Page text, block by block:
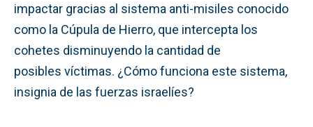
impactar gracias al sistema anti-misiles conocido
como la Cúpula de Hierro, que intercepta los
cohetes disminuyendo la cantidad de
posibles víctimas. ¿Cómo funciona este sistema,
insignia de las fuerzas israelíes?